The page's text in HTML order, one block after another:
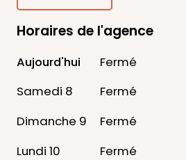
Horaires de l'agence
Aujourd'hui
Fermé
Samedi 8
Fermé
Dimanche 9
Fermé
Lundi 10
Fermé